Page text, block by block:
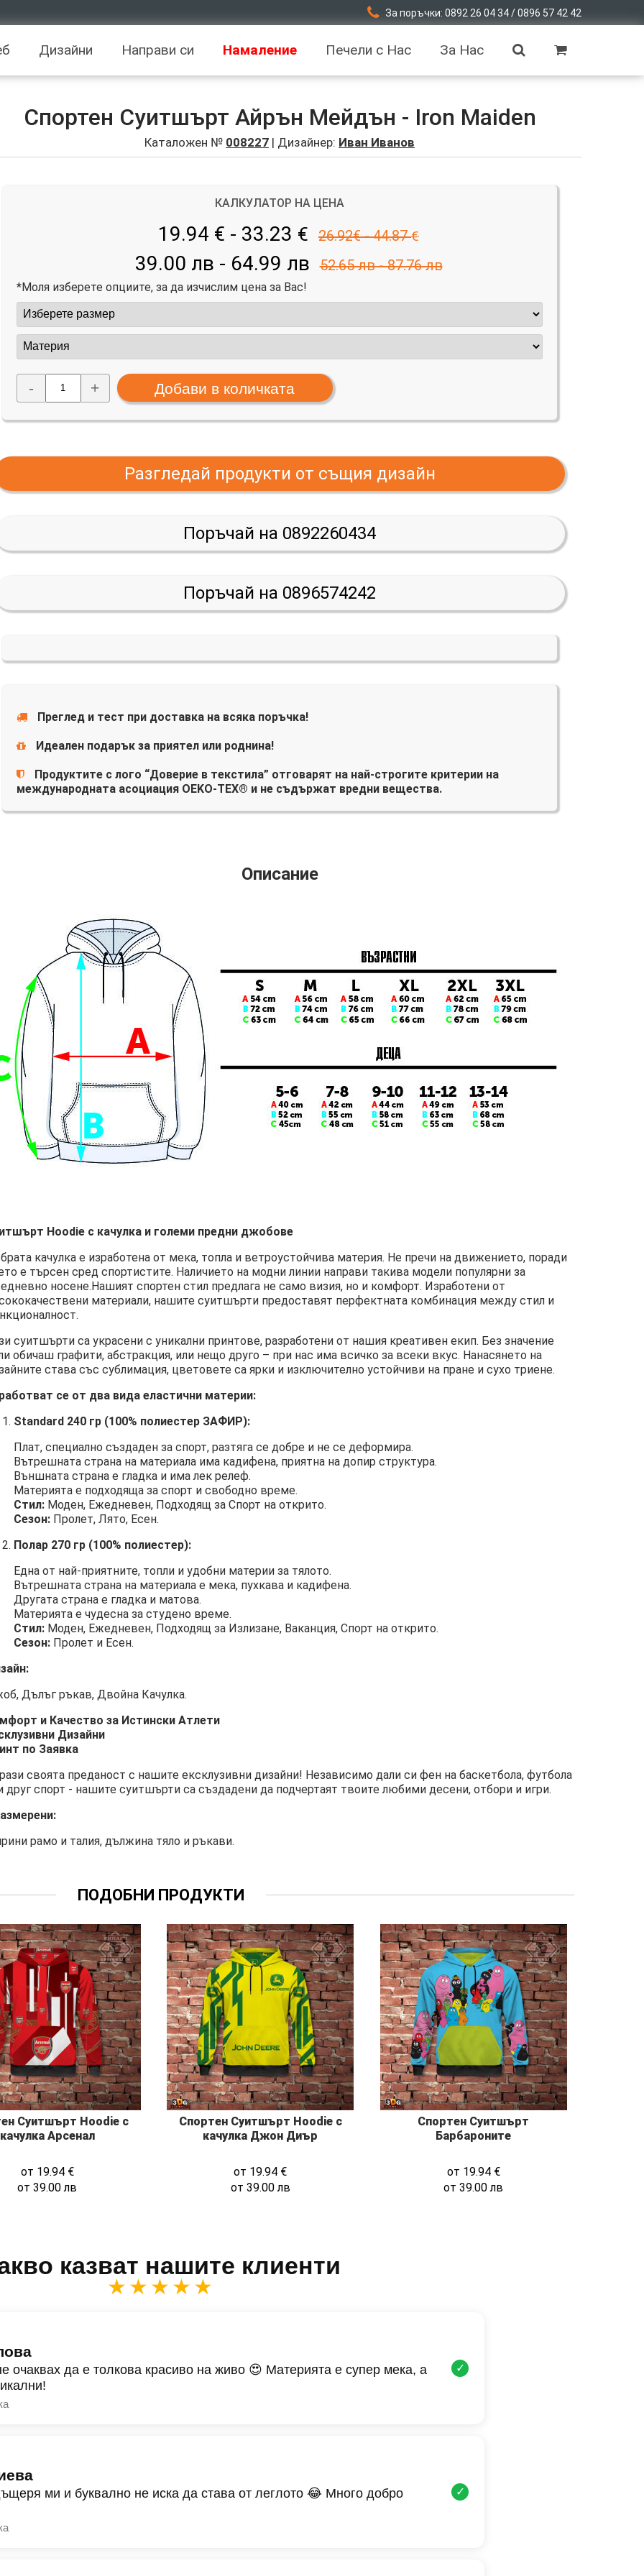
За поръчки: 0892 26 04 34 / 0896 57 42 42
Дизайни Направи си Намаление Печели с Нас За Нас
Спортен Суитшърт Айрън Мейдън - Iron Maiden
Каталожен № 008227 | Дизайнер: Иван Иванов
КАЛКУЛАТОР НА ЦЕНА
19.94 € - 33.23 € 26.92€ - 44.87 €
39.00 лв - 64.99 лв 52.65 лв - 87.76 лв
*Моля изберете опциите, за да изчислим цена за Вас!
- +
Разгледай продукти от същия дизайн
Поръчай на 0892260434
Поръчай на 0896574242
Преглед и тест при доставка на всяка поръчка!
Идеален подарък за приятел или роднина!
Продуктите с лого “Доверие в текстила” отговарят на най-строгите критерии на
международната асоциация OEKO-TEX® и не съдържат вредни вещества.
Описание
Hoodie с качулка и големи предни джобове
качулка е изработена от мека, топла и ветроустойчива материя. Не пречи на движението, поради
е търсен сред спортистите. Наличието на модни линии направи такива модели популярни за
носене.Нашият спортен стил предлага не само визия, но и комфорт. Изработени от
материали, нашите суитшърти предоставят перфектната комбинация между стил и
суитшърти са украсени с уникални принтове, разработени от нашия креативен екип. Без значение
обичаш графити, абстракция, или нещо друго – при нас има всичко за всеки вкус. Нанасянето на
става със сублимация, цветовете са ярки и изключително устойчиви на пране и сухо триене.
се от два вида еластични материи:
Standard 240 гр (100% полиестер ЗАФИР):
Плат, специално създаден за спорт, разтяга се добре и не се деформира.
Вътрешната страна на материала има кадифена, приятна на допир структура.
Външната страна е гладка и има лек релеф.
Материята е подходяща за спорт и свободно време.
Стил: Моден, Ежедневен, Подходящ за Спорт на открито.
Сезон: Пролет, Лято, Есен.
Полар 270 гр (100% полиестер):
Една от най-приятните, топли и удобни материи за тялото.
Вътрешната страна на материала е мека, пухкава и кадифена.
Другата страна е гладка и матова.
Материята е чудесна за студено време.
Стил: Моден, Ежедневен, Подходящ за Излизане, Ваканция, Спорт на открито.
Сезон: Пролет и Есен.
Дълъг ръкав, Двойна Качулка.
и Качество за Истински Атлети
Дизайни
по Заявка
своята преданост с нашите ексклузивни дизайни! Независимо дали си фен на баскетбола, футбола
друг спорт - нашите суитшърти са създадени да подчертаят твоите любими десени, отбори и игри.
рамо и талия, дължина тяло и ръкави.
ПОДОБНИ ПРОДУКТИ
Суитшърт Hoodie с
качулка Арсенал
от 19.94 €
от39.00лв
Спортен Суитшърт Hoodie с
качулка Джон Диър
от 19.94 €
от 39.00лв
Спортен Суитшърт
Барбароните
от 19.94 €
от39.00лв
казват нашите клиенти
★★★★★
очаквах да е толкова красиво на живо 😍 Материята е супер мека, а
✓
ми и буквално не иска да става от леглото 😂 Много добро
✓